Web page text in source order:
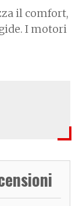
il comfort,
I motori